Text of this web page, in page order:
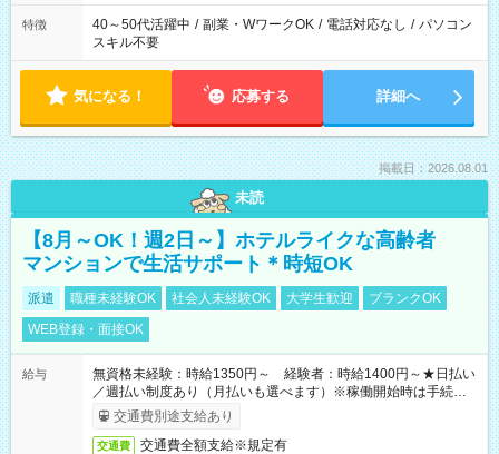
特徴 40～50代活躍中 / 副業・WワークOK / 電話対応なし / パソコン
スキル不要
気になる！ 応募する 詳細へ
掲載日：2026.08.01
未読
【8月～OK！週2日～】ホテルライクな高齢者
マンションで生活サポート＊時短OK
派遣 職種未経験OK 社会人未経験OK 大学生歓迎
ブランクOK
WEB登録・面接OK
給与
無資格未経験：時給1350円～ 経験者：時給1400円～★日払い
／週払い制度あり（月払いも選べます）※稼働開始時は手続き完
了次第のお支払いとなります。
交通費別途支給あり
交通費 交通費全額支給※規定有